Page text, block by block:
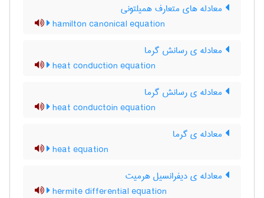
معادله های متعارف همیلتونی
hamilton canonical equation
معادله ی رسانش گرما
heat conduction equation
معادله ی رسانش گرما
heat conductoin equation
معادله ی گرما
heat equation
معادله ی دیفرانسیل هرمیت
hermite differential equation